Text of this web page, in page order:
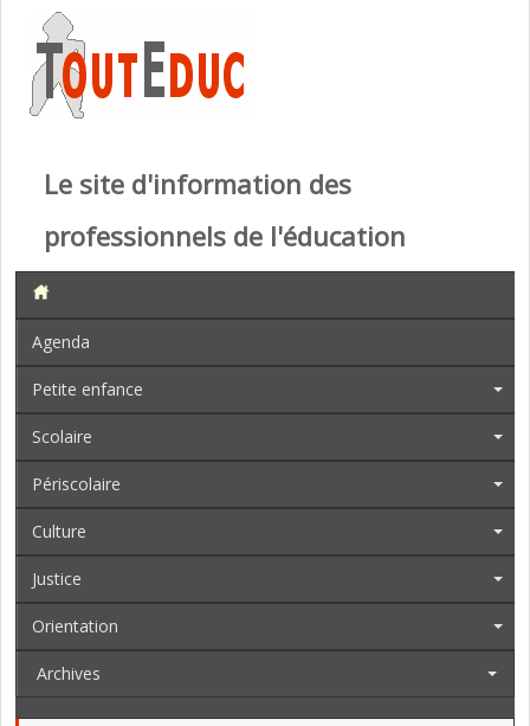
Le site d'information des
professionnels de l'éducation
Agenda
Petite enfance
Scolaire
Périscolaire
Culture
Justice
Orientation
Archives